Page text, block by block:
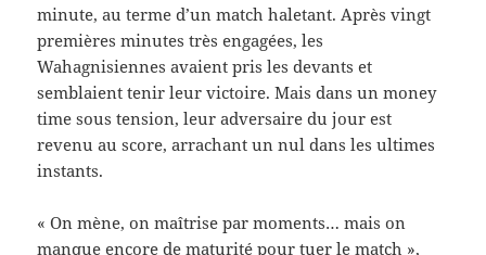
minute, au terme d’un match haletant. Après vingt
premières minutes très engagées, les
Wahagnisiennes avaient pris les devants et
semblaient tenir leur victoire. Mais dans un money
time sous tension, leur adversaire du jour est
revenu au score, arrachant un nul dans les ultimes
instants.
« On mène, on maîtrise par moments… mais on
manque encore de maturité pour tuer le match »,